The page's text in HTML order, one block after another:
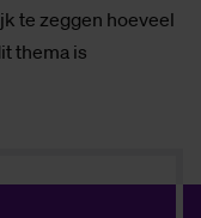
te zeggen hoeveel
thema is